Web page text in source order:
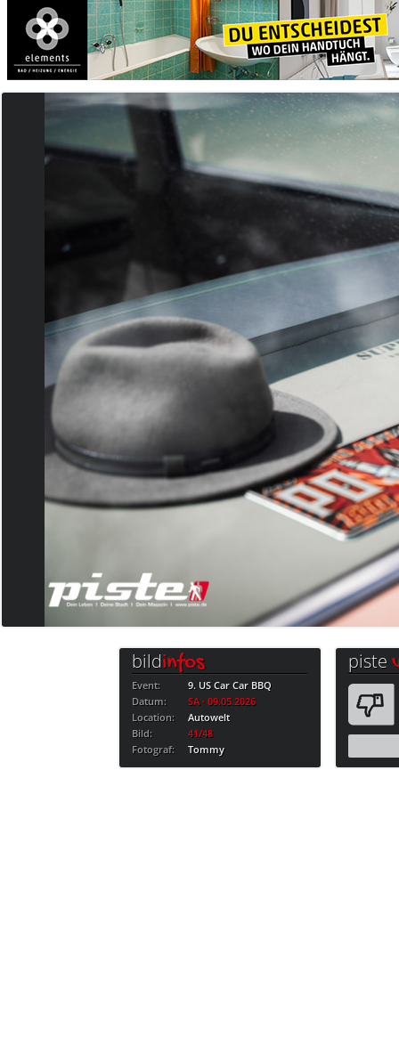
bildinfos
Event:
9. US Car Car BBQ
Datum:
SA · 09.05.2026
Location:
Autowelt
Bild:
41/48
Fotograf:
Tommy
piste